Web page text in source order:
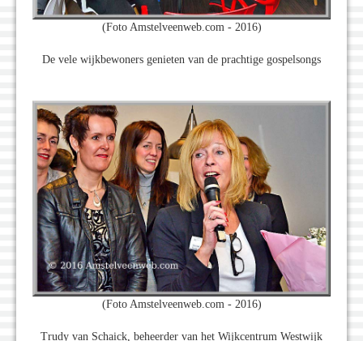
(Foto Amstelveenweb.com - 2016)
De vele wijkbewoners genieten van de prachtige gospelsongs
(Foto Amstelveenweb.com - 2016)
Trudy van Schaick, beheerder van het Wijkcentrum Westwijk